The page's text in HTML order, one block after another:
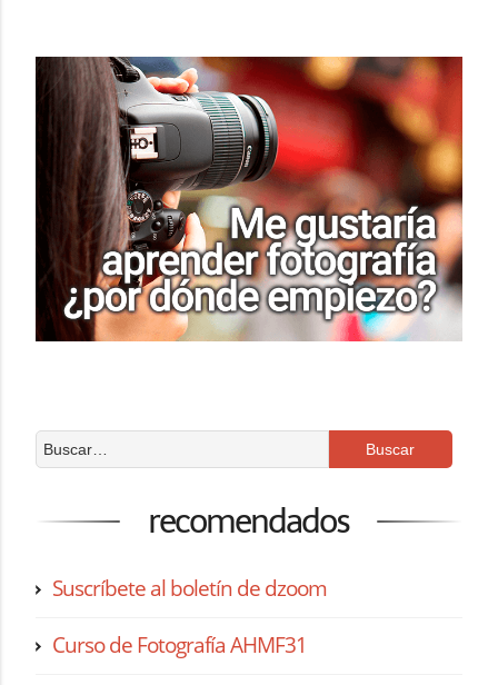
recomendados
Suscríbete al boletín de dzoom
Curso de Fotografía AHMF31